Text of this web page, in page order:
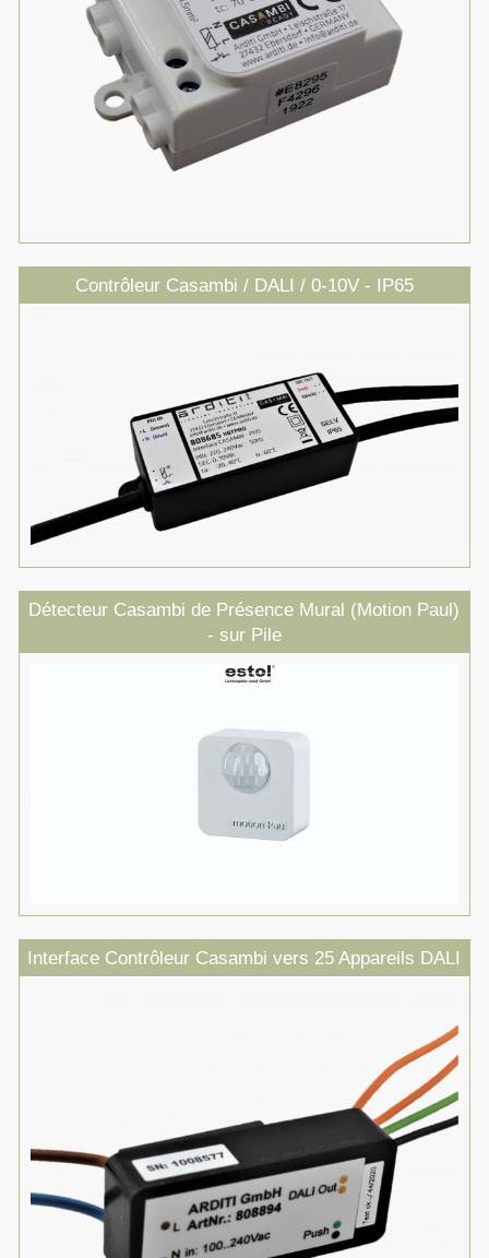
Contrôleur Casambi / DALI / 0-10V - IP65
Détecteur Casambi de Présence Mural (Motion Paul)
- sur Pile
Interface Contrôleur Casambi vers 25 Appareils DALI